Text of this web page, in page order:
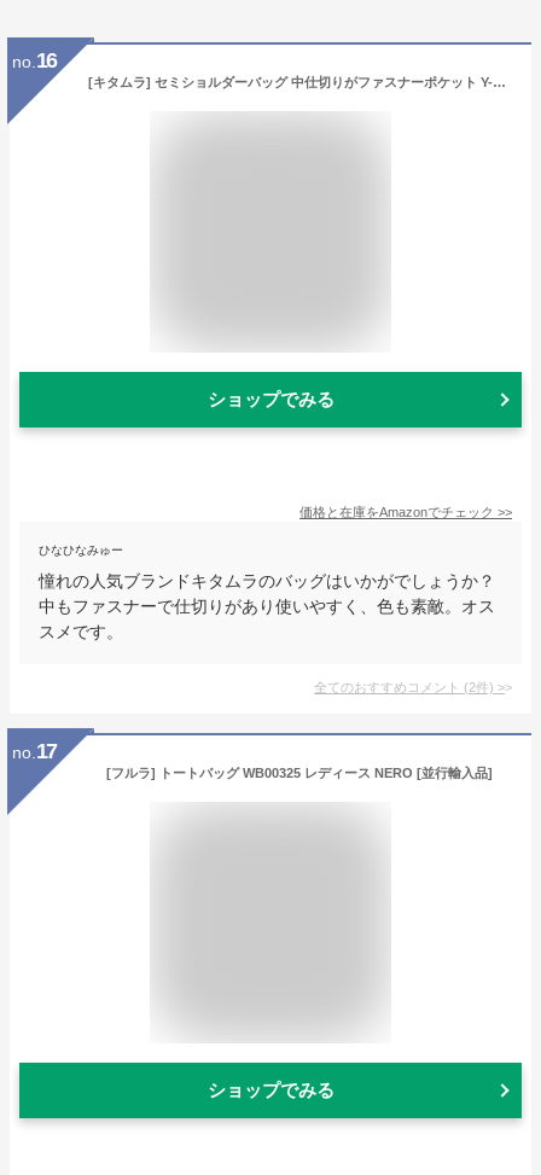
no. 16
[キタムラ] セミショルダーバッグ 中仕切りがファスナーポケット Y-0532 サンドベージュ/アイボリー
ショップでみる
価格と在庫をAmazonでチェック >>
ひなひなみゅー
憧れの人気ブランドキタムラのバッグはいかがでしょうか？
中もファスナーで仕切りがあり使いやすく、色も素敵。オス
スメです。
全てのおすすめコメント (2件) >
no. 17
[フルラ] トートバッグ WB00325 レディース NERO [並行輸入品]
ショップでみる